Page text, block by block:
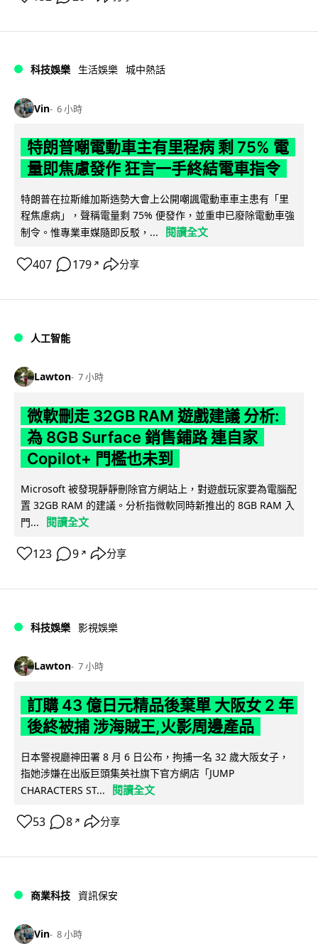
科技娛樂 生活娛樂 城中熱話
Vin 6 小時
特朗普嘲電動車主有里程病 剩 75% 電
量即焦慮發作 狂言一手終結電車指令
特朗普在拉斯維加斯造勢大會上公開嘲諷電動車車主患有「里
程焦慮病」，聲稱電量剩 75% 便發作，並重申已廢除電動車強
制令。惟專業車媒隨即反駁，...
閱讀全文
407 179 ↗ 分享
人工智能
Lawton 7 小時
微軟刪走 32GB RAM 遊戲建議 分析:
為 8GB Surface 銷售鋪路 連自家
Copilot+ 門檻也未到
Microsoft 被發現靜靜刪除官方網站上，對遊戲玩家要為電腦配
置 32GB RAM 的建議。分析指微軟同時新推出的 8GB RAM 入
門...
閱讀全文
123 9 ↗ 分享
科技娛樂 影視娛樂
Lawton 7 小時
訂購 43 億日元精品後棄單 大阪女 2 年
後終被捕 涉海賊王,火影周邊產品
日本警視廳神田署 8 月 6 日公布，拘捕一名 32 歲大阪女子，
指她涉嫌在出版巨頭集英社旗下官方網店「JUMP
CHARACTERS ST...
閱讀全文
53 8 ↗ 分享
商業科技 資訊保安
Vin 8 小時